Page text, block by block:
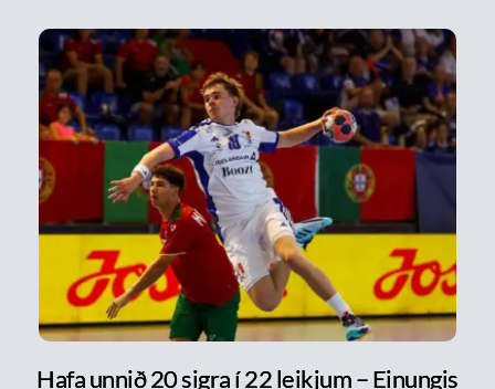
Hafa unnið 20 sigra í 22 leikjum – Einungis